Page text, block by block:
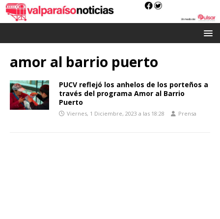
amor al barrio puerto
PUCV reflejó los anhelos de los porteños a
través del programa Amor al Barrio
Puerto
Viernes, 1 Diciembre, 2023 a las 18:28 Prensa